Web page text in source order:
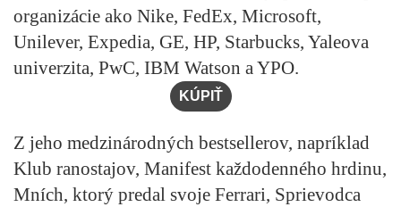
organizácie ako Nike, FedEx, Microsoft,
Unilever, Expedia, GE, HP, Starbucks, Yaleova
univerzita, PwC, IBM Watson a YPO.
KÚPIŤ
Z jeho medzinárodných bestsellerov, napríklad
Klub ranostajov, Manifest každodenného hrdinu,
Mních, ktorý predal svoje Ferrari, Sprievodca